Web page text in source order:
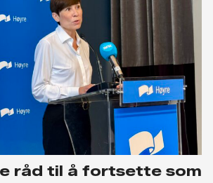
råd til å fortsette som